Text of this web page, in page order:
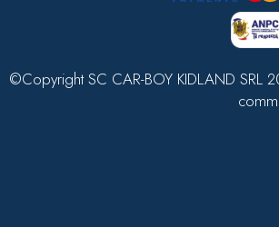
©Copyright SC CAR-BOY KIDLAND SRL